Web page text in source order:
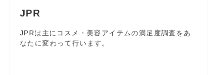
JPR
JPRは主にコスメ・美容アイテムの満足度調査をあ
なたに変わって行います。